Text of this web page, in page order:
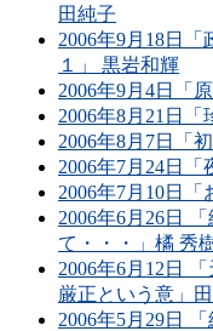
田純子
2006年9月18日
１」 黒岩和輝
2006年9月4日「
2006年8月21日
2006年8月7日「
2006年7月24日
2006年7月10日
2006年6月26日
て・・・」橘 秀
2006年6月12日
厳正という意」
2006年5月29日